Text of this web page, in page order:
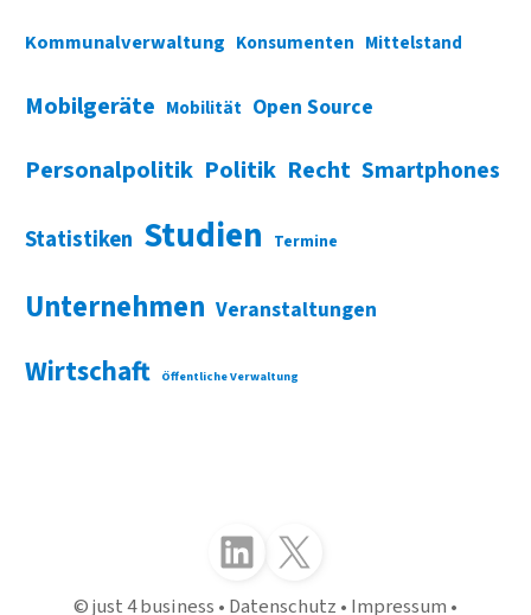
Kommunalverwaltung Konsumenten Mittelstand
Mobilgeräte Mobilität Open Source
Personalpolitik Politik Recht Smartphones
Statistiken Studien Termine
Unternehmen Veranstaltungen
Wirtschaft Öffentliche Verwaltung
Folgen Sie uns auf LinkedInFolgen Sie uns auf X (Twitter)
just 4 business Datenschutz Impressum